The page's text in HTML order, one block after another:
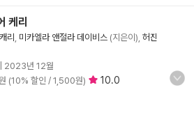
케리
리 미카엘라 앤절라 데이비스 (지은이), 허진
2023년 12월
(10% 할인 / 1,500원)
10.0